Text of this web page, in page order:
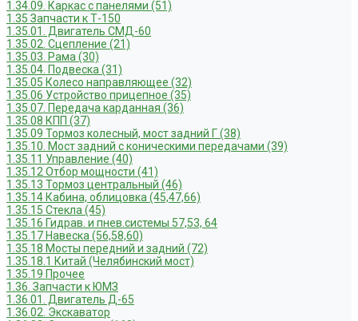
1.34.09. Каркас с панелями (51)
1.35 Запчасти к Т-150
1.35.01. Двигатель СМД-60
1.35.02. Сцепление (21)
1.35.03. Рама (30)
1.35.04. Подвеска (31)
1.35.05 Колесо направляющее (32)
1.35.06 Устройство прицепное (35)
1.35.07. Передача карданная (36)
1.35.08 КПП (37)
1.35.09 Тормоз колесный, мост задний Г (38)
1.35.10. Мост задний с коническими передачами (39)
1.35.11 Управление (40)
1.35.12 Отбор мощности (41)
1.35.13 Тормоз центральный (46)
1.35.14 Кабина, облицовка (45,47,66)
1.35.15 Стекла (45)
1.35.16 Гидрав. и пнев.системы 57,53, 64
1.35.17 Навеска (56,58,60)
1.35.18 Мосты передний и задний (72)
1.35.18.1 Китай (Челябинский мост)
1.35.19 Прочее
1.36. Запчасти к ЮМЗ
1.36.01. Двигатель Д-65
1.36.02. Экскаватор